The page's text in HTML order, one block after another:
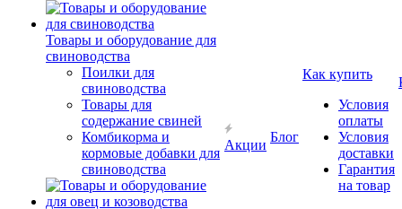
Товары и оборудование для
свиноводства
Поилки для
свиноводства
Товары для
содержание свиней
Комбикорма и
кормовые добавки для
свиноводства
Акции
Блог
Как купить
Условия
оплаты
Условия
доставки
Гарантия
на товар